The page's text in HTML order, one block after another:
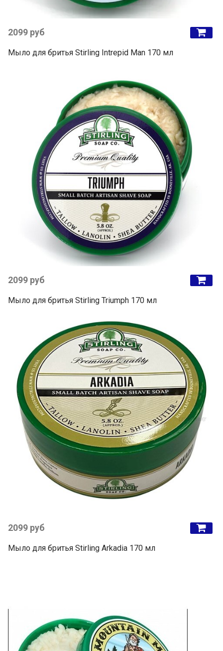
2099 руб
Мыло для бритья Stirling Intrepid Man 170 мл
2099 руб
Мыло для бритья Stirling Triumph 170 мл
2099 руб
Мыло для бритья Stirling Arkadia 170 мл